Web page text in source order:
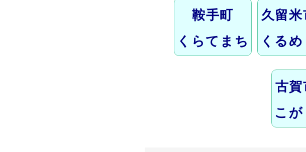
鞍手町
くらてまち
久留
くるめ
古
こが